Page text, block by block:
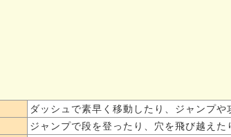
ダッシュで素早く移動したり、ジャンプや
ジャンプで段を登ったり、穴を飛び越えた